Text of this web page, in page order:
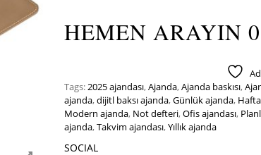
HEMEN ARAYIN
Tags:2025 ajandası,Ajanda,Ajanda baskısı,
ajanda,dijitl baksı ajanda,Günlük ajanda,
Modern ajanda, Not defteri,Ofis ajandası,
ajanda,Takvim ajandası,Yıllık ajanda
SOCIAL